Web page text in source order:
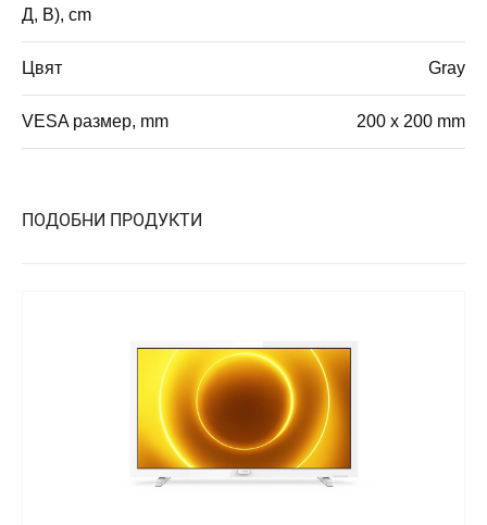
Д, В), cm
Цвят Gray
VESA размер, mm 200 x 200 mm
ПОДОБНИ ПРОДУКТИ